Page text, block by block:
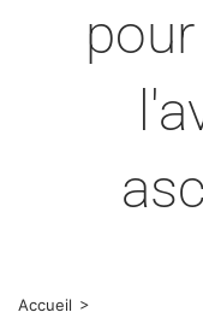
Accueil >